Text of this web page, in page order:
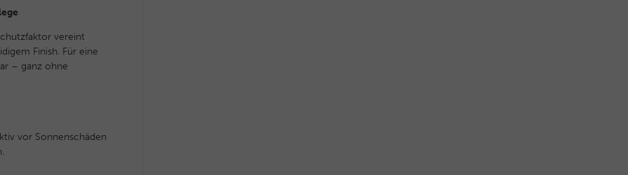
vereint
Finish. Für eine
– ganz ohne
vor Sonnenschäden